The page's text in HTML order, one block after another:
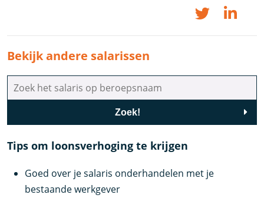
Bekijk andere salarissen
Zoek!
Tips om loonsverhoging te krijgen
Goed over je salaris onderhandelen met je
bestaande werkgever